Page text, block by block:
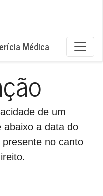
Médica
de um
abaixo a data do
no canto